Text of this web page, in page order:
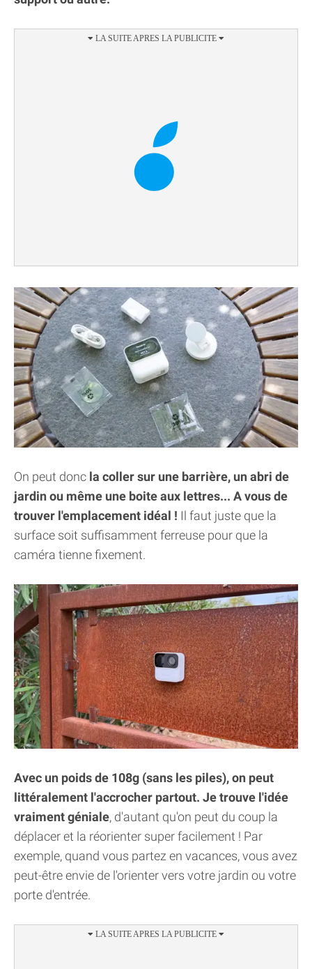
On peut donc la coller sur une barrière, un abri de
jardin ou même une boite aux lettres... A vous de
trouver l'emplacement idéal ! Il faut juste que la
surface soit suffisamment ferreuse pour que la
caméra tienne fixement.
Avec un poids de 108g (sans les piles), on peut
littéralement l'accrocher partout. Je trouve l'idée
vraiment géniale, d'autant qu'on peut du coup la
déplacer et la réorienter super facilement ! Par
exemple, quand vous partez en vacances, vous avez
peut-être envie de l'orienter vers votre jardin ou votre
porte d'entrée.